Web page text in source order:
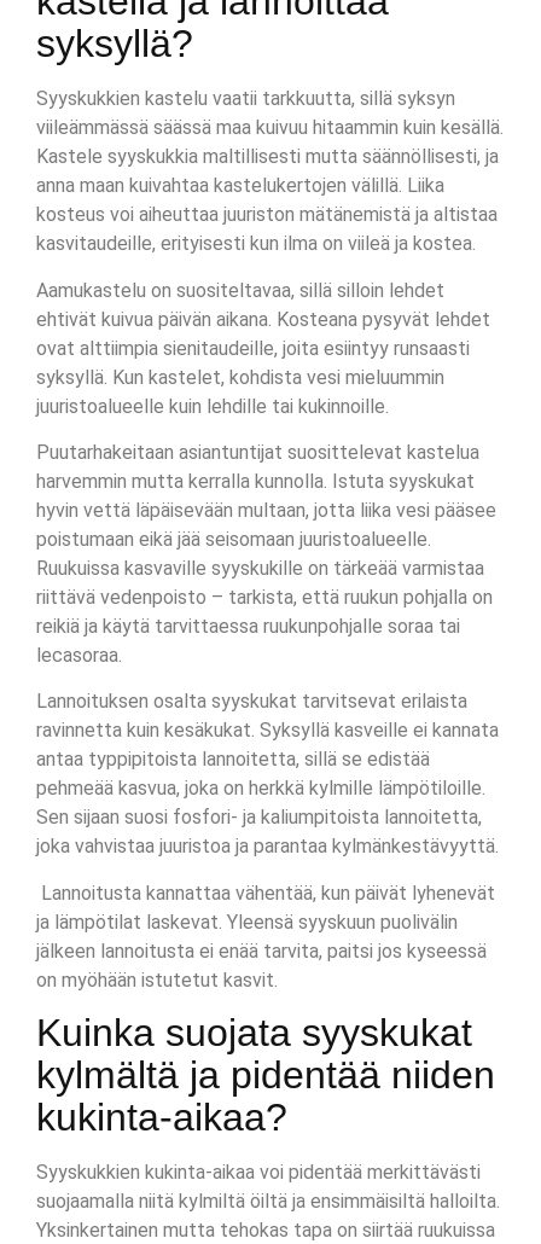
syksyllä?
Syyskukkien kastelu vaatii tarkkuutta, sillä syksyn
viileämmässä säässä maa kuivuu hitaammin kuin kesällä.
Kastele syyskukkia maltillisesti mutta säännöllisesti, ja
anna maan kuivahtaa kastelukertojen välillä. Liika
kosteus voi aiheuttaa juuriston mätänemistä ja altistaa
kasvitaudeille, erityisesti kun ilma on viileä ja kostea.
Aamukastelu on suositeltavaa, sillä silloin lehdet
ehtivät kuivua päivän aikana. Kosteana pysyvät lehdet
ovat alttiimpia sienitaudeille, joita esiintyy runsaasti
syksyllä. Kun kastelet, kohdista vesi mieluummin
juuristoalueelle kuin lehdille tai kukinnoille.
Puutarhakeitaan asiantuntijat suosittelevat kastelua
harvemmin mutta kerralla kunnolla. Istuta syyskukat
hyvin vettä läpäisevään multaan, jotta liika vesi pääsee
poistumaan eikä jää seisomaan juuristoalueelle.
Ruukuissa kasvaville syyskukille on tärkeää varmistaa
riittävä vedenpoisto – tarkista, että ruukun pohjalla on
reikiä ja käytä tarvittaessa ruukunpohjalle soraa tai
lecasoraa.
Lannoituksen osalta syyskukat tarvitsevat erilaista
ravinnetta kuin kesäkukat. Syksyllä kasveille ei kannata
antaa typpipitoista lannoitetta, sillä se edistää
pehmeää kasvua, joka on herkkä kylmille lämpötiloille.
Sen sijaan suosi fosfori- ja kaliumpitoista lannoitetta,
joka vahvistaa juuristoa ja parantaa kylmänkestävyyttä.
Lannoitusta kannattaa vähentää, kun päivät lyhenevät
ja lämpötilat laskevat. Yleensä syyskuun puolivälin
jälkeen lannoitusta ei enää tarvita, paitsi jos kyseessä
on myöhään istutetut kasvit.
Kuinka suojata syyskukat
kylmältä ja pidentää niiden
kukinta-aikaa?
Syyskukkien kukinta-aikaa voi pidentää merkittävästi
suojaamalla niitä kylmiltä öiltä ja ensimmäisiltä halloilta.
Yksinkertainen mutta tehokas tapa on siirtää ruukuissa